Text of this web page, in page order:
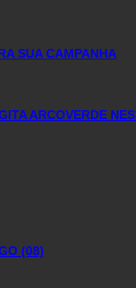
SUA CAMPANHA
ARCOVERDE
(08)